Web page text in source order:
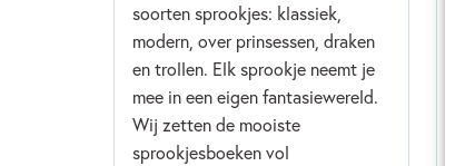
soorten sprookjes: klassiek,
modern, over prinsessen, draken
en trollen. Elk sprookje neemt je
mee in een eigen fantasiewereld.
Wij zetten de mooiste
sprookjesboeken vol